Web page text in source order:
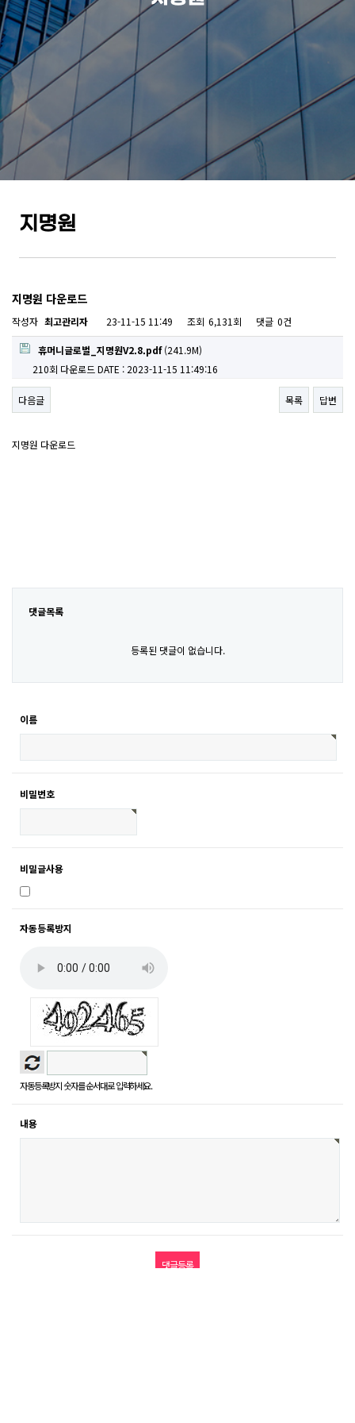
지명원
지명원 다운로드
작성자 최고관리자 23-11-15 11:49 조회 6,131회 댓글 0건
휴머니글로벌_지명원V2.8.pdf(241.9M)
210회 다운로드 DATE : 2023-11-15 11:49:16
다음글 목록 답변
지명원 다운로드
댓글목록
등록된 댓글이 없습니다.
이름
비밀번호
비밀글사용
자동등록방지
자동등록방지 숫자를 순서대로 입력하세요.
내용